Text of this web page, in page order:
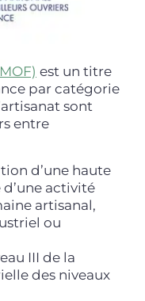
est un titre
par catégorie
sont
entre
d’une haute
activité
artisanal,
ou
III de la
des niveaux